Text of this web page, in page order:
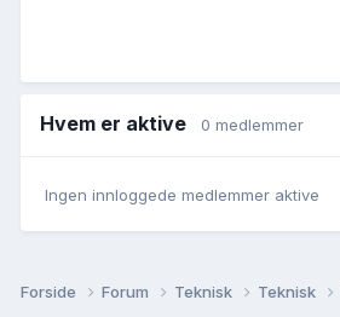
Hvem er aktive 0 medlemmer
Ingen innloggede medlemmer aktive
Forside Forum Teknisk Teknisk